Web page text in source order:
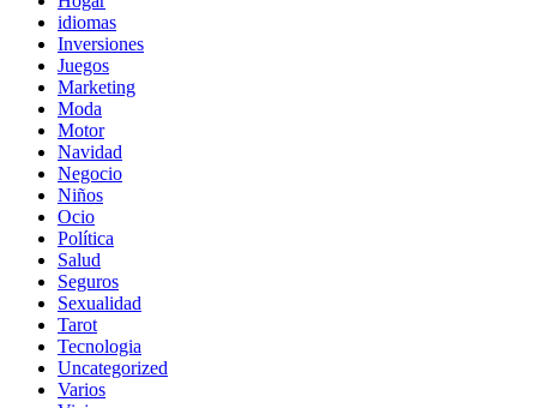
idiomas
Inversiones
Juegos
Marketing
Moda
Motor
Navidad
Negocio
Niños
Ocio
Política
Salud
Seguros
Sexualidad
Tarot
Tecnologia
Uncategorized
Varios